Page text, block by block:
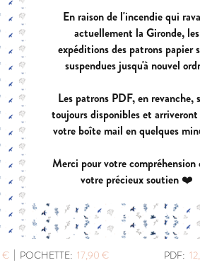
12,90 €
POCHETTE:17,90 €
EUGENIE
PDF:11,90 €
POCHETTE:17,90 €
VIREVOLTE
PDF:12,90 €
POCHETTE: 17,90 €
EQUILIBRE
€| POCHETTE: 17,90 €
PDF:
En raison de l'incendie qui
actuellement la Gironde, les
expéditions des patrons papier
suspendues jusqu'à nouvel
Les patrons PDF, en revanche,
toujours disponibles et arriveront
votre boîte mail en quelques
Merci pour votre compréhension
votre précieux soutien ❤️